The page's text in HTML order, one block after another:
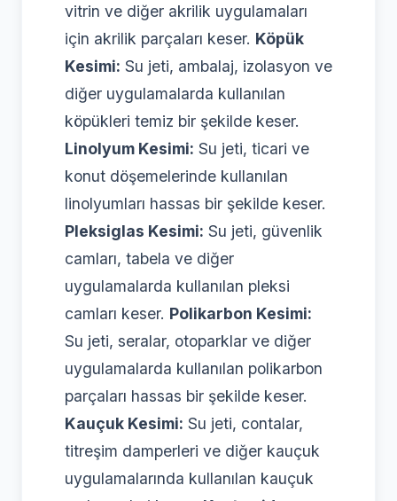
vitrin ve diğer akrilik uygulamaları
için akrilik parçaları keser. Köpük
Kesimi: Su jeti, ambalaj, izolasyon ve
diğer uygulamalarda kullanılan
köpükleri temiz bir şekilde keser.
Linolyum Kesimi: Su jeti, ticari ve
konut döşemelerinde kullanılan
linolyumları hassas bir şekilde keser.
Pleksiglas Kesimi: Su jeti, güvenlik
camları, tabela ve diğer
uygulamalarda kullanılan pleksi
camları keser. Polikarbon Kesimi:
Su jeti, seralar, otoparklar ve diğer
uygulamalarda kullanılan polikarbon
parçaları hassas bir şekilde keser.
Kauçuk Kesimi: Su jeti, contalar,
titreşim damperleri ve diğer kauçuk
uygulamalarında kullanılan kauçuk